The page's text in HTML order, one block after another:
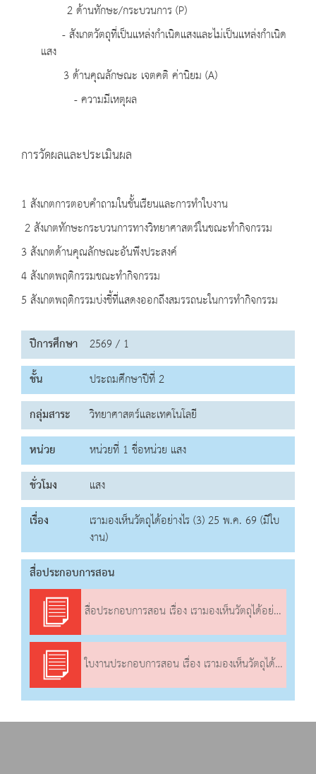
2 ด้านทักษะ/กระบวนการ (P)
- สังเกตวัตถุที่เป็นแหล่งกำเนิดแสงและไม่เป็นแหล่งกำเนิด
แสง
3 ด้านคุณลักษณะ เจตคติ ค่านิยม (A)
- ความมีเหตุผล
การวัดผลและประเมินผล
1 สังเกตการตอบคำถามในชั้นเรียนและการทำใบงาน
2 สังเกตทักษะกระบวนการทางวิทยาศาสตร์ในขณะทำกิจกรรม
3 สังเกตด้านคุณลักษณะอันพึงประสงค์
4 สังเกตพฤติกรรมขณะทำกิจกรรม
5 สังเกตพฤติกรรมบ่งชี้ที่แสดงออกถึงสมรรถนะในการทำกิจกรรม
ปีการศึกษา 2569 / 1
ชั้น
ประถมศึกษาปีที่ 2
กลุ่มสาระ
วิทยาศาสตร์และเทคโนโลยี
หน่วย
หน่วยที่ 1 ชื่อหน่วย แสง
ชั่วโมง
แสง
เรื่อง
เรามองเห็นวัตถุได้อย่างไร (3) 25 พ.ค. 69 (มีใบ
งาน)
สื่อประกอบการสอน
สื่อประกอบการสอน เรื่อง เรามองเห็นวัตถุได้อย่างไร (3)
ใบงานประกอบการสอน เรื่อง เรามองเห็นวัตถุได้อย่างไร (3)